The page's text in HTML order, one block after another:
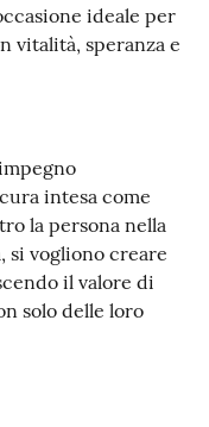
ideale per
vitalità, speranza e
intesa come
la persona nella
si vogliono creare
il valore di
solo delle loro